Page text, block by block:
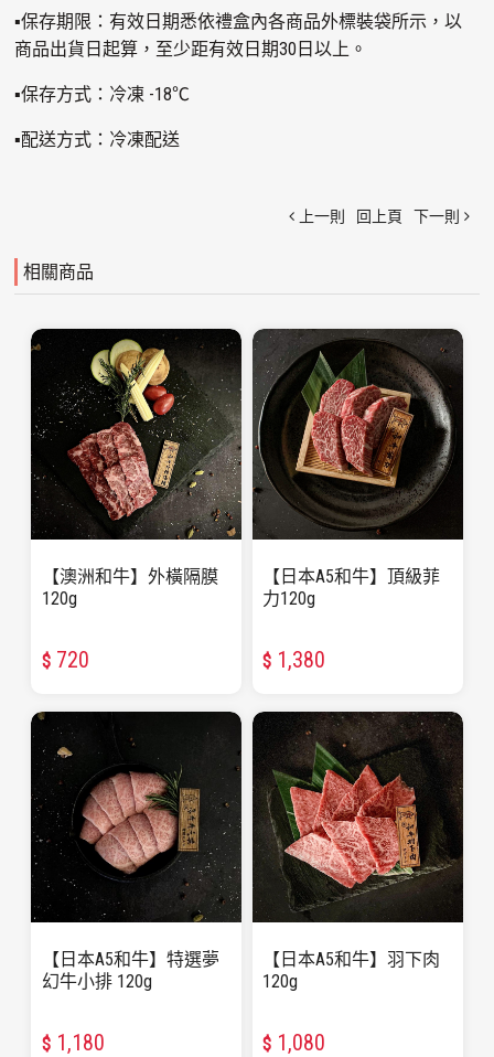
▪保存期限：有效日期悉依禮盒內各商品外標裝袋所示，以
商品出貨日起算，至少距有效日期30日以上。
▪保存方式：冷凍 -18℃
▪配送方式：冷凍配送
上一則 回上頁 下一則
相關商品
【澳洲和牛】外橫隔膜
120g
$ 720
【日本A5和牛】頂級菲
力120g
$ 1,380
【日本A5和牛】特選夢
幻牛小排 120g
$ 1,180
【日本A5和牛】羽下肉
120g
$ 1,080